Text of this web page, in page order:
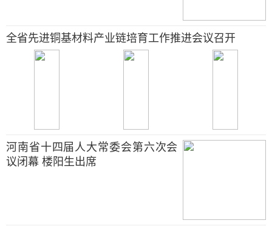
全省先进铜基材料产业链培育工作推进会议召开
河南省十四届人大常委会第六次会
议闭幕 楼阳生出席